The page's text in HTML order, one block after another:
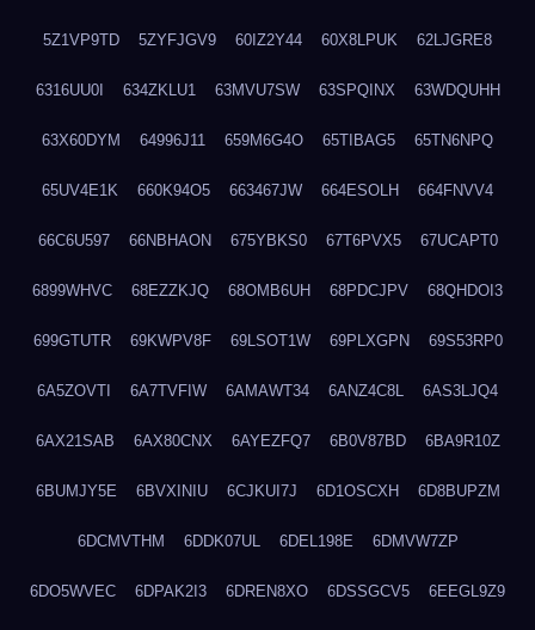
5Z1VP9TD 5ZYFJGV9 60IZ2Y44 60X8LPUK 62LJGRE8
6316UU0I 634ZKLU1 63MVU7SW 63SPQINX 63WDQUHH
63X60DYM 64996J11 659M6G4O 65TIBAG5 65TN6NPQ
65UV4E1K 660K94O5 663467JW 664ESOLH 664FNVV4
66C6U597 66NBHAON 675YBKS0 67T6PVX5 67UCAPT0
6899WHVC 68EZZKJQ 68OMB6UH 68PDCJPV 68QHDOI3
699GTUTR 69KWPV8F 69LSOT1W 69PLXGPN 69S53RP0
6A5ZOVTI 6A7TVFIW 6AMAWT34 6ANZ4C8L 6AS3LJQ4
6AX21SAB 6AX80CNX 6AYEZFQ7 6B0V87BD 6BA9R10Z
6BUMJY5E 6BVXINIU 6CJKUI7J 6D1OSCXH 6D8BUPZM
6DCMVTHM 6DDK07UL 6DEL198E 6DMVW7ZP
6DO5WVEC 6DPAK2I3 6DREN8XO 6DSSGCV5 6EEGL9Z9